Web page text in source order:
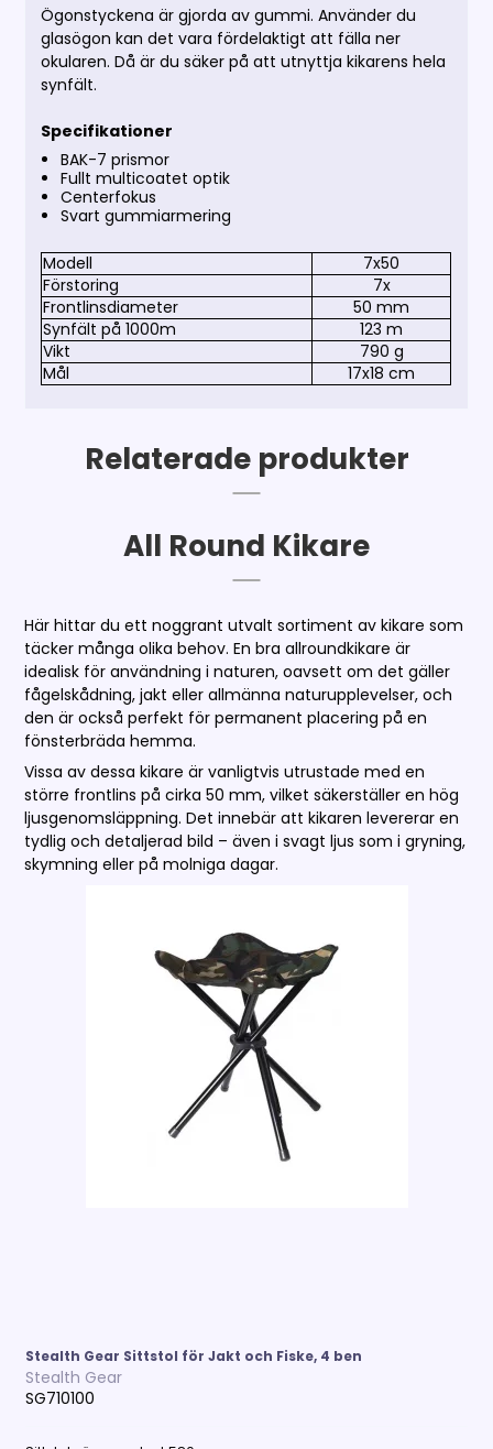
Ögonstyckena är gjorda av gummi. Använder du
glasögon kan det vara fördelaktigt att fälla ner
okularen. Då är du säker på att utnyttja kikarens hela
synfält.
Specifikationer
BAK-7 prismor
Fullt multicoatet optik
Centerfokus
Svart gummiarmering
Modell
7x50
Förstoring
7x
Frontlinsdiameter
50 mm
Synfält på 1000m
123 m
Vikt
790 g
Mål
17x18 cm
Relaterade produkter
All Round Kikare
Här hittar du ett noggrant utvalt sortiment av kikare som
täcker många olika behov. En bra allroundkikare är
idealisk för användning i naturen, oavsett om det gäller
fågelskådning, jakt eller allmänna naturupplevelser, och
den är också perfekt för permanent placering på en
fönsterbräda hemma.
Vissa av dessa kikare är vanligtvis utrustade med en
större frontlins på cirka 50 mm, vilket säkerställer en hög
ljusgenomsläppning. Det innebär att kikaren levererar en
tydlig och detaljerad bild – även i svagt ljus som i gryning,
skymning eller på molniga dagar.
Stealth Gear Sittstol för Jakt och Fiske, 4 ben
Stealth Gear
SG710100